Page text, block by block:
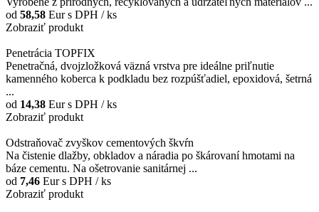
od 58,58 Eurs DPH / ks
Zobraziť produkt
Penetrácia TOPFIX
Penetračná, dvojzložková väzná vrstva pre ideálne priľnutie
kamenného koberca k podkladu bez rozpúšťadiel, epoxidová, šetrná
...
od 14,38 Eurs DPH / ks
Zobraziť produkt
Odstraňovač zvyškov cementových škvŕn
Na čistenie dlažby, obkladov a náradia po škárovaní hmotami na
báze cementu. Na ošetrovanie sanitárnej ...
od 7,46 Eurs DPH / ks
Zobraziť produkt